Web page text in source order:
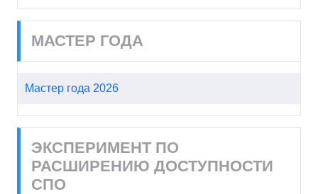
МАСТЕР ГОДА
Мастер года 2026
ЭКСПЕРИМЕНТ ПО
РАСШИРЕНИЮ ДОСТУПНОСТИ
СПО